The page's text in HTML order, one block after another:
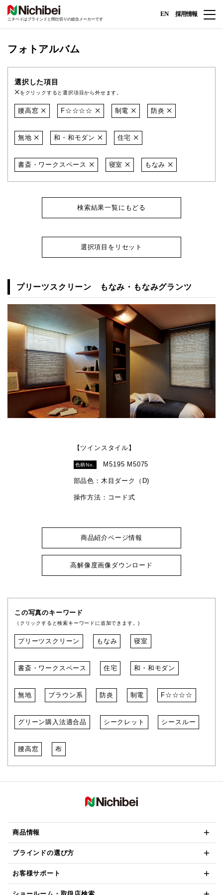
ニチベイはブラインドと間仕切りの総合メーカーです
EN 採用情報
フォトアルバム
選択した項目
をクリックすると選択項目から外せます。
腰高窓 F☆☆☆☆ 制電 防炎
無地 和・和モダン 住宅
書斎・ワークスペース 寝室 もなみ
検索結果一覧にもどる
選択項目をリセット
プリーツスクリーン もなみ・もなみグランツ
【ツインスタイル】
色柄No. M5195 M5075
部品色：木目ダーク（D)
操作方法：コード式
商品紹介ページ情報
高解像度画像ダウンロード
この写真のキーワード
（クリックすると検索キーワードに追加できます。)
プリーツスクリーン もなみ 寝室
書斎・ワークスペース 住宅 和・和モダン
無地 ブラウン系 防炎 制電 F☆☆☆☆
グリーン購入法適合品 シークレット シースルー
腰高窓 布
商品情報
ブラインドの選び方
お客様サポート